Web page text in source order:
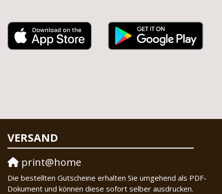
VERSAND
print@home
Die bestellten Gutscheine erhalten Sie umgehend als PDF-
Dokument und können diese sofort selber ausdrucken.